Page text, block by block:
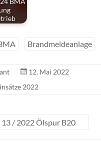
Brandmeldeanlage
12. Mai 2022
2022
13 / 2022 Ölspur B20